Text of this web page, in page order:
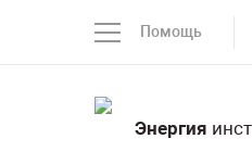
Помощь
Энергия